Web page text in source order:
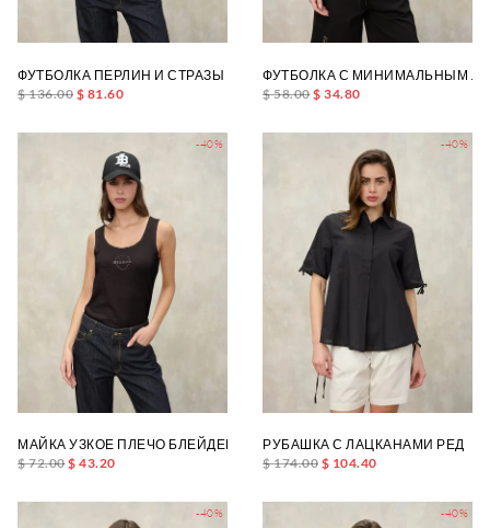
ФУТБОЛКА ПЕРЛИН И СТРАЗЫ МИЛЛЕТ
$ 136.00 $ 81.60
ФУТБОЛКА С МИНИМАЛЬНЫМ
$ 58.00$ 34.80
-40%
МАЙКА УЗКОЕ ПЛЕЧО БЛЕЙДЕН
$ 72.00$ 43.20
-40%
РУБАШКА С ЛАЦКАНАМИ РЕД
$ 174.00 $ 104.40
-40% -40%